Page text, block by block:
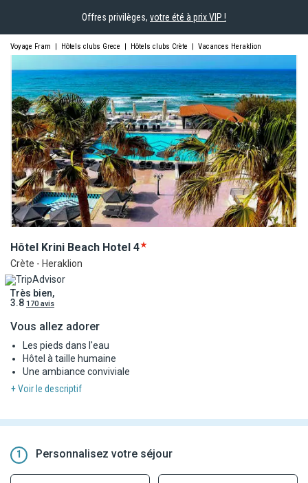
Offres privilèges, votre été à prix VIP !
Voyage Fram | Hôtels clubs Grece | Hôtels clubs Crète | Vacances Heraklion
Hôtel Krini Beach Hotel 4
Crète - Heraklion
Très bien,
3.8 170 avis
Vous allez adorer
Les pieds dans l'eau
Hôtel à taille humaine
Une ambiance conviviale
+ Voir le descriptif
1 Personnalisez votre séjour